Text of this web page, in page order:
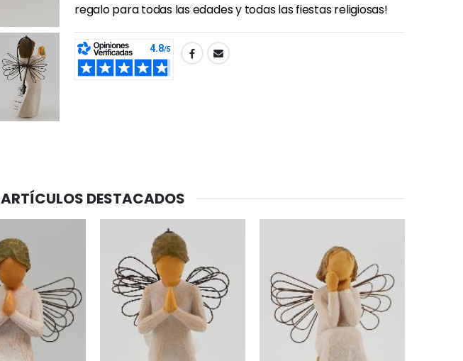
-10%
€15.00 €13.50
-20%
Agua de Lourdes 1L
€24.90
regalo para todas las edades y todas las fiestas religiosas!
SHARE:
ARTÍCULOS DESTACADOS